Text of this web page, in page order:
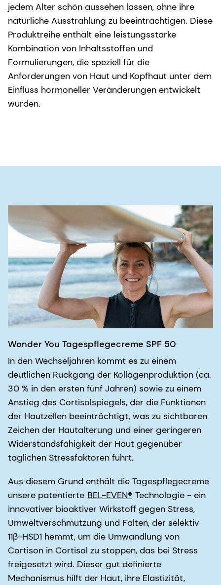
jedem Alter schön aussehen lassen, ohne ihre
natürliche Ausstrahlung zu beeinträchtigen. Diese
Produktreihe enthält eine leistungsstarke
Kombination von Inhaltsstoffen und
Formulierungen, die speziell für die
Anforderungen von Haut und Kopfhaut unter dem
Einfluss hormoneller Veränderungen entwickelt
wurden.
Wonder You Tagespflegecreme SPF 50
In den Wechseljahren kommt es zu einem
deutlichen Rückgang der Kollagenproduktion (ca.
30 % in den ersten fünf Jahren) sowie zu einem
Anstieg des Cortisolspiegels, der die Funktionen
der Hautzellen beeinträchtigt, was zu sichtbaren
Zeichen der Hautalterung und einer geringeren
Widerstandsfähigkeit der Haut gegenüber
täglichen Stressfaktoren führt.
Aus diesem Grund enthält die Tagespflegecreme
unsere patentierte BEL-EVEN® Technologie - ein
innovativer bioaktiver Wirkstoff gegen Stress,
Umweltverschmutzung und Falten, der selektiv
11β-HSD1 hemmt, um die Umwandlung von
Cortison in Cortisol zu stoppen, das bei Stress
freigesetzt wird. Dieser gut definierte
Mechanismus hilft der Haut, ihre Elastizität,